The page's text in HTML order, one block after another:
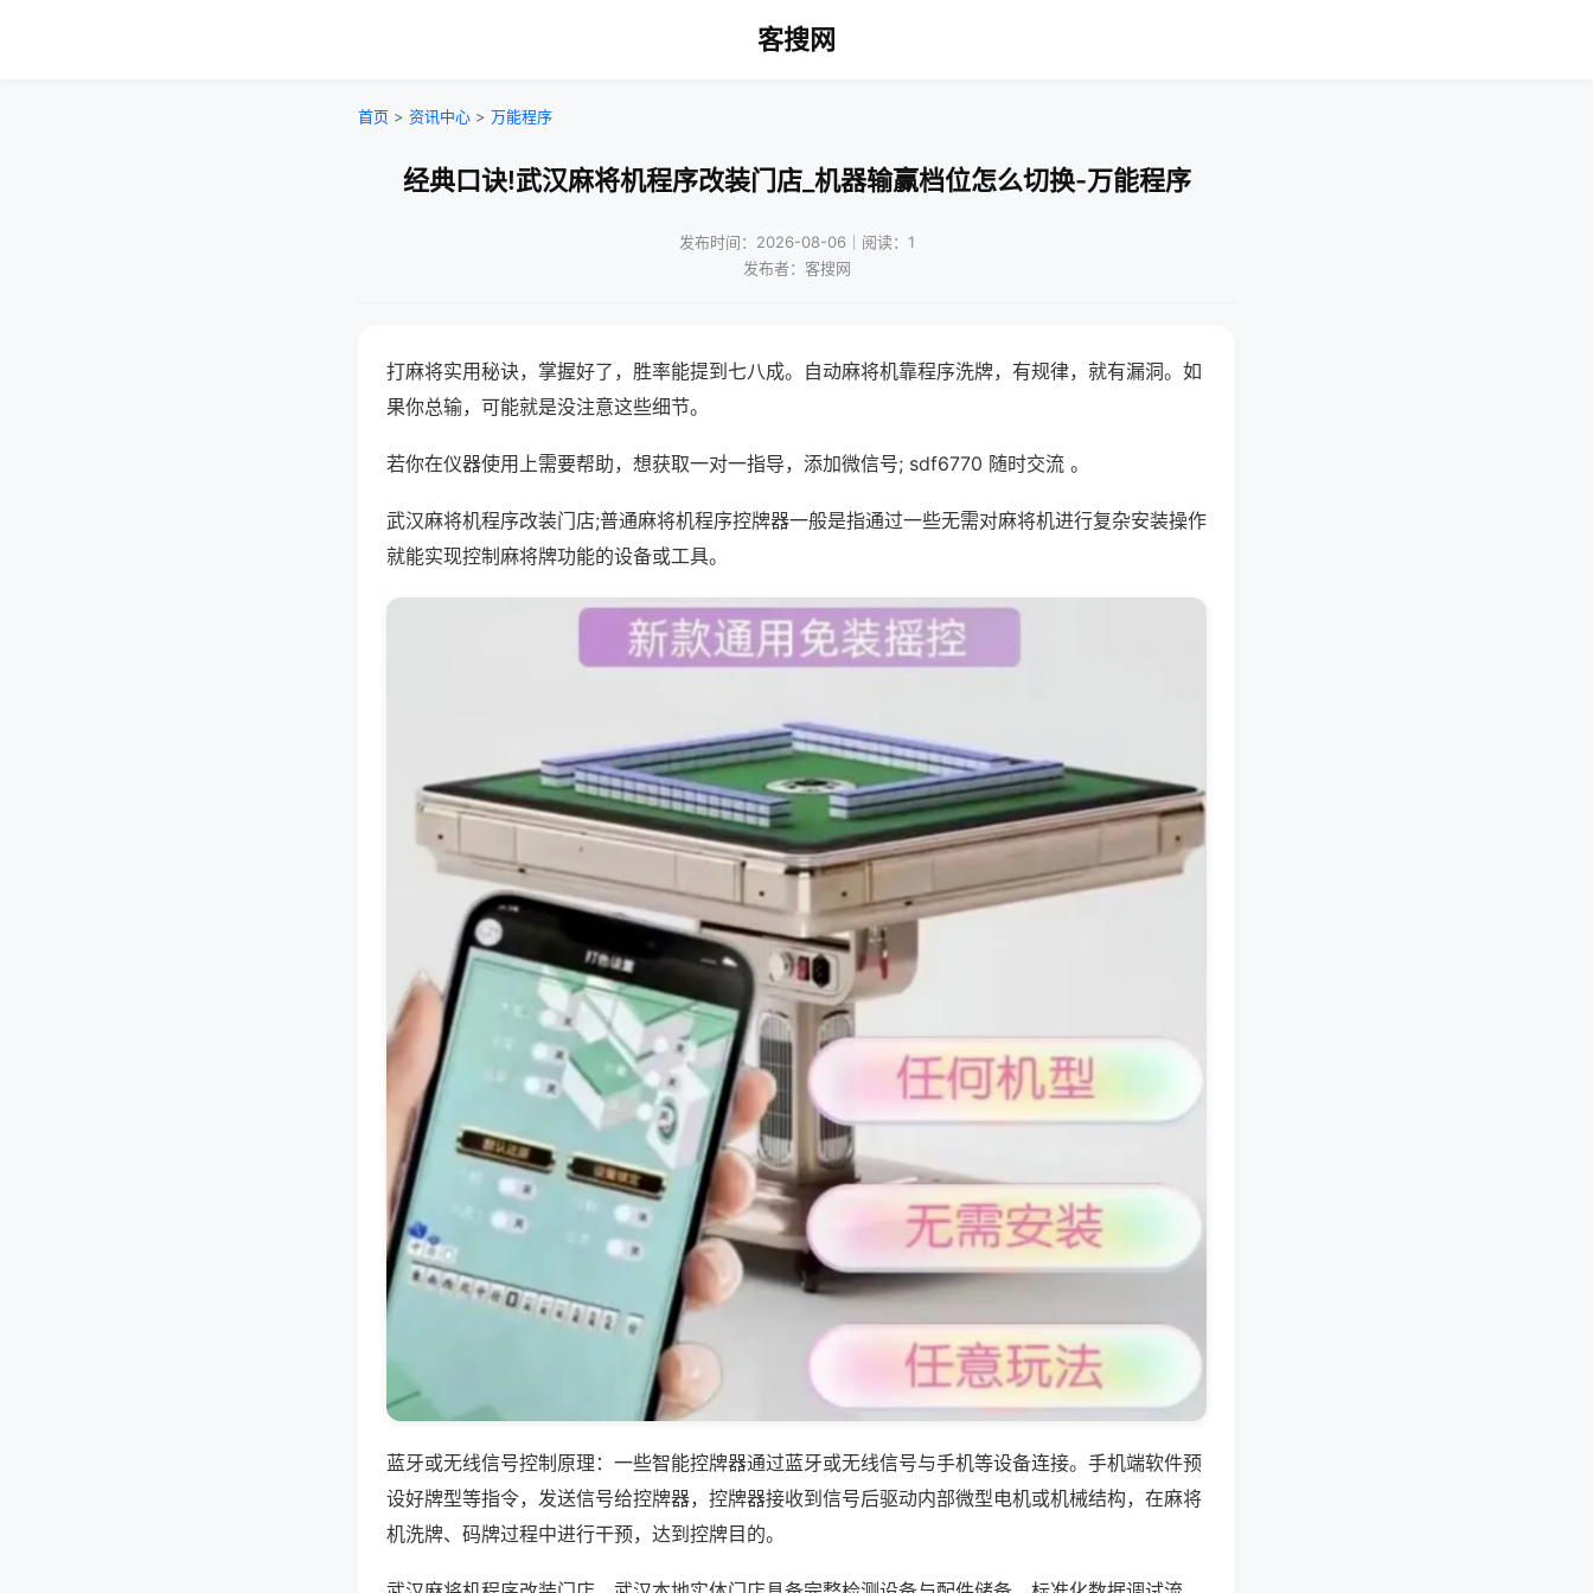
客搜网
首页 > 资讯中心 > 万能程序
经典口诀!武汉麻将机程序改装门店_机器输赢档位怎么切换-万能程序
发布时间：2026-08-06｜阅读：1
发布者：客搜网
打麻将实用秘诀，掌握好了，胜率能提到七八成。自动麻将机靠程序洗牌，有规律，就有漏洞。如
果你总输，可能就是没注意这些细节。
若你在仪器使用上需要帮助，想获取一对一指导，添加微信号; sdf6770 随时交流 。
武汉麻将机程序改装门店;普通麻将机程序控牌器一般是指通过一些无需对麻将机进行复杂安装操作
就能实现控制麻将牌功能的设备或工具。
蓝牙或无线信号控制原理：一些智能控牌器通过蓝牙或无线信号与手机等设备连接。手机端软件预
设好牌型等指令，发送信号给控牌器，控牌器接收到信号后驱动内部微型电机或机械结构，在麻将
机洗牌、码牌过程中进行干预，达到控牌目的。